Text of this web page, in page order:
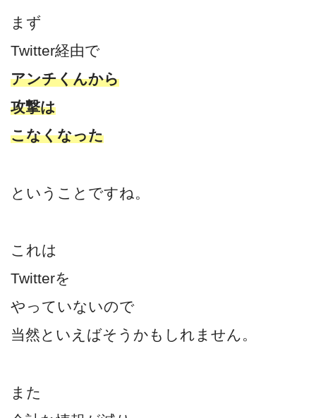
まず
Twitter経由で
アンチくんから
攻撃は
こなくなった
ということですね。
これは
Twitterを
やっていないので
当然といえばそうかもしれません。
また